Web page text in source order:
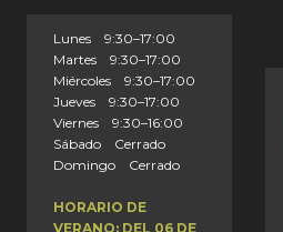
Lunes 9:30–17:00
Martes 9:30–17:00
Miércoles 9:30–17:00
Jueves 9:30–17:00
Viernes 9:30–16:00
Sábado Cerrado
Domingo Cerrado
HORARIO DE
VERANO: DEL 06 DE